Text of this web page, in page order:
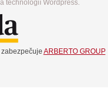
technológií Wordpress.
ARBERTO GROUP